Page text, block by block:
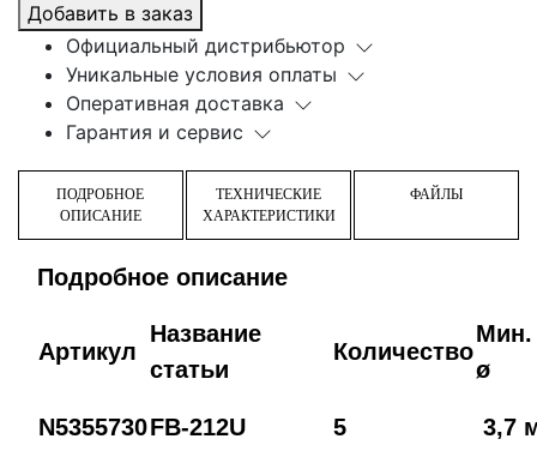
Добавить в заказ
Официальный дистрибьютор
Уникальные условия оплаты
Оперативная доставка
Гарантия и сервис
ПОДРОБНОЕ
ОПИСАНИЕ
ТЕХНИЧЕСКИЕ
ХАРАКТЕРИСТИКИ
ФАЙЛЫ
Подробное описание
Артикул
Название
статьи
Количество
Мин.
ø
N5355730FB-212U 5 3,7